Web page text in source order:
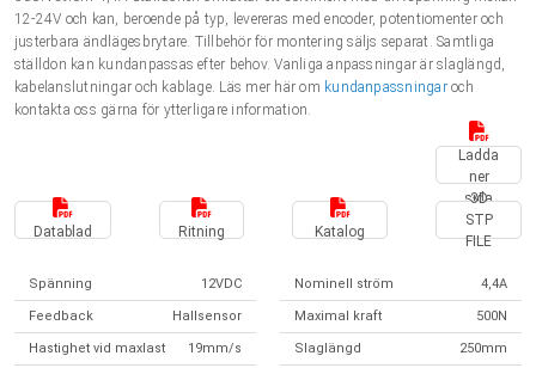
Norsk (NOK)
Suomi (EUR)
12-24V och kan, beroende på typ, levereras med encoder, potentiomenter och
justerbara ändlägesbrytare. Tillbehör för montering säljs separat. Samtliga
ställdon kan kundanpassas efter behov. Vanliga anpassningar är slaglängd,
kabelanslutningar och kablage. Läs mer här om kundanpassningaroch
kontakta oss gärna för ytterligare information.
Ladda
ner
sida
Datablad
Ritning Katalog
3D
STP
FILE
Spänning 12VDC Nominell ström 4,4A
Feedback Hallsensor Maximal kraft 500N
Hastighet vid maxlast 19mm/s Slaglängd 250mm